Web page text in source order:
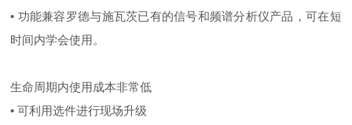
• 功能兼容罗德与施瓦茨已有的信号和频谱分析仪产品，可在短
时间内学会使用。
生命周期内使用成本非常低
• 可利用选件进行现场升级